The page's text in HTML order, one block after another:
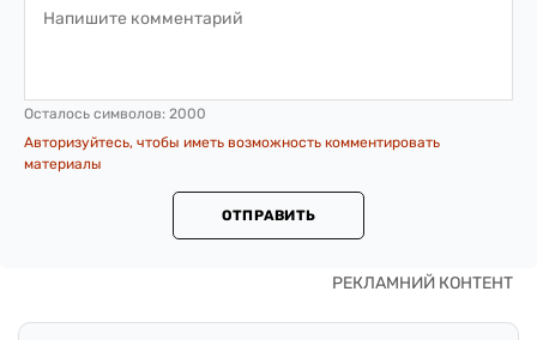
Осталось символов: 2000
Авторизуйтесь, чтобы иметь возможность комментировать
материалы
ОТПРАВИТЬ